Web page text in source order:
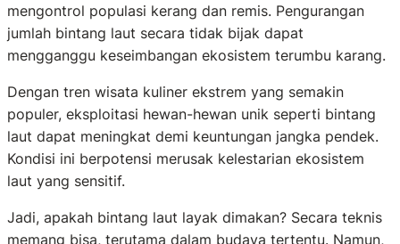
mengontrol populasi kerang dan remis. Pengurangan
jumlah bintang laut secara tidak bijak dapat
mengganggu keseimbangan ekosistem terumbu karang.
Dengan tren wisata kuliner ekstrem yang semakin
populer, eksploitasi hewan-hewan unik seperti bintang
laut dapat meningkat demi keuntungan jangka pendek.
Kondisi ini berpotensi merusak kelestarian ekosistem
laut yang sensitif.
Jadi, apakah bintang laut layak dimakan? Secara teknis
memang bisa, terutama dalam budaya tertentu. Namun,